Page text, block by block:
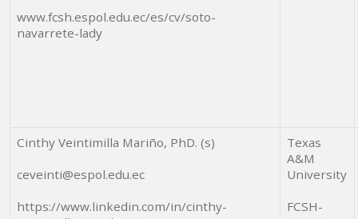
www.fcsh.espol.edu.ec/es/cv/soto-
navarrete-lady
Cinthy Veintimilla Mariño, PhD. (s)
ceveinti@espol.edu.ec
https://www.linkedin.com/in/cinthy-
Texas
A&M
University
FCSH-